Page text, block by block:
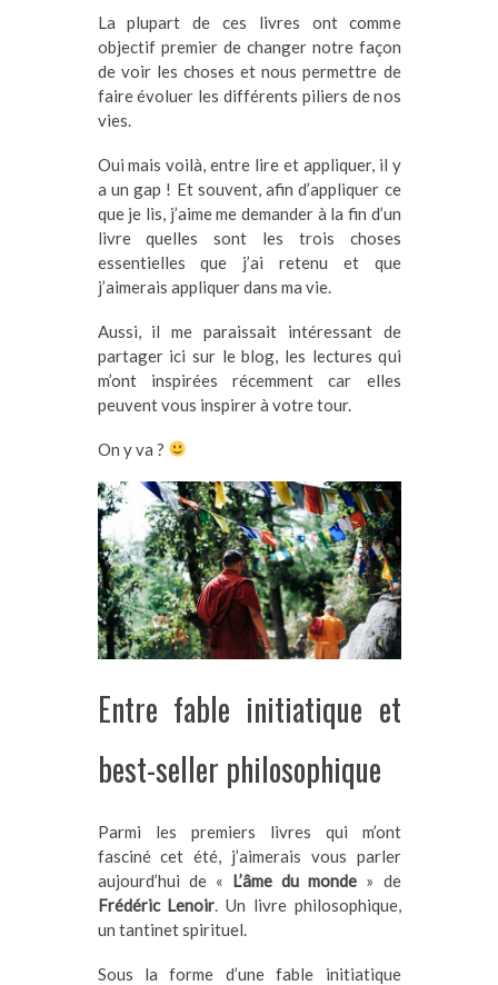
La plupart de ces livres ont comme
objectif premier de changer notre façon
de voir les choses et nous permettre de
faire évoluer les différents piliers de nos
vies.
Oui mais voilà, entre lire et appliquer, il y
a un gap ! Et souvent, afin d’appliquer ce
que je lis, j’aime me demander à la fin d’un
livre quelles sont les trois choses
essentielles que j’ai retenu et que
j’aimerais appliquer dans ma vie.
Aussi, il me paraissait intéressant de
partager ici sur le blog, les lectures qui
m’ont inspirées récemment car elles
peuvent vous inspirer à votre tour.
On y va ?
Entre fable initiatique et
best-seller philosophique
Parmi les premiers livres qui m’ont
fasciné cet été, j’aimerais vous parler
aujourd’hui de « L’âme du monde » de
Frédéric Lenoir. Un livre philosophique,
un tantinet spirituel.
Sous la forme d’une fable initiatique